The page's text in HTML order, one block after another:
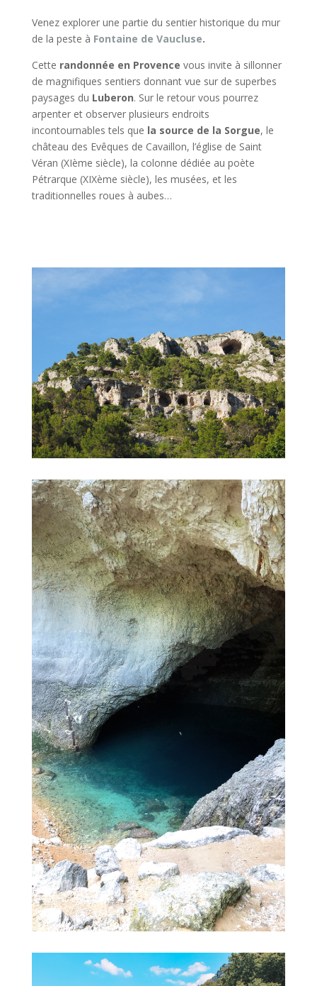
Venez explorer une partie du sentier historique du mur
de la peste à Fontaine de Vaucluse.
Cette randonnée en Provence vous invite à sillonner
de magnifiques sentiers donnant vue sur de superbes
paysages du Luberon. Sur le retour vous pourrez
arpenter et observer plusieurs endroits
incontournables tels que la source de la Sorgue, le
château des Evêques de Cavaillon, l’église de Saint
Véran (XIème siècle), la colonne dédiée au poète
Pétrarque (XIXème siècle), les musées, et les
traditionnelles roues à aubes…